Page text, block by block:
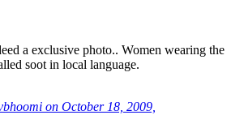
a exclusive photo.. Women wearing the
soot in local language.
on October 18, 2009,